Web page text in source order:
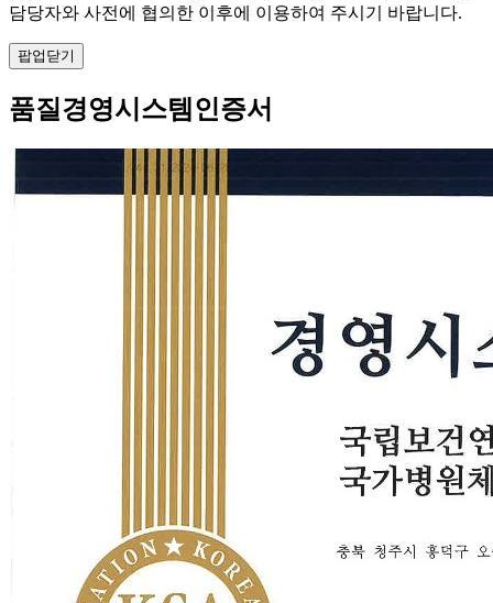
담당자와 사전에 협의한 이후에 이용하여 주시기 바랍니다.
팝업닫기
품질경영시스템인증서